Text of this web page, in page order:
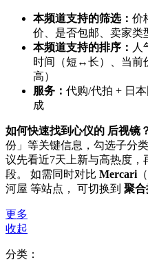
本频道支持的筛选： 价
价、是否包邮、卖家类
本频道支持的排序： 人
时间（短↔长）、当
高）
服务： 代购/代拍 + 日
成
如何快速找到心仪的 后视镜
份」等关键信息，勾选子分
议先看近7天上新与高热度
段。 如需同时对比 Mercari
河屋 等站点， 可切换到 聚
更多
收起
分类：